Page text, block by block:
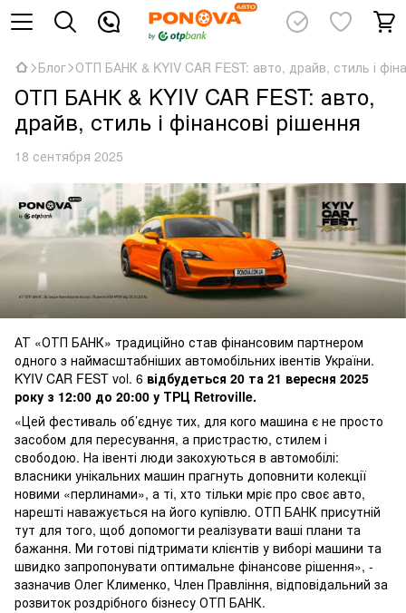
Блог ОТП БАНК & KYIV CAR FEST: авто, драйв, стиль і
ОТП БАНК & KYIV CAR FEST: авто,
драйв, стиль і фінансові рішення
18 сентября 2025
АТ «ОТП БАНК» традиційно став фінансовим партнером
одного з наймасштабніших автомобільних івентів України.
KYIV CAR FEST vol. 6 відбудеться 20 та 21 вересня 2025
року з 12:00 до 20:00 у ТРЦ Retroville.
«Цей фестиваль об’єднує тих, для кого машина є не просто
засобом для пересування, а пристрастю, стилем і
свободою. На івенті люди закохуються в автомобілі:
власники унікальних машин прагнуть доповнити колекції
новими «перлинами», а ті, хто тільки мріє про своє авто,
нарешті наважується на його купівлю. ОТП БАНК присутній
тут для того, щоб допомогти реалізувати ваші плани та
бажання. Ми готові підтримати клієнтів у виборі машини та
швидко запропонувати оптимальне фінансове рішення», -
зазначив Олег Клименко, Член Правління, відповідальний за
розвиток роздрібного бізнесу ОТП БАНК.